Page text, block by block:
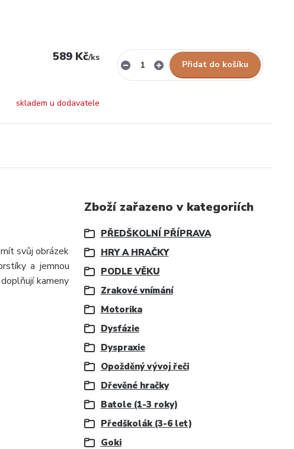
589 Kč/ks
skladem u dodavatele
Přidat do košíku
svůj obrázek
a jemnou
kameny
Zboží zařazeno v kategoriích
PŘEDŠKOLNÍ PŘÍPRAVA
HRY A HRAČKY
PODLE VĚKU
Zrakové vnímání
Motorika
Dysfázie
Dyspraxie
Opožděný vývoj řeči
Dřevěné hračky
Batole (1-3 roky)
Předškolák (3-6 let)
Goki